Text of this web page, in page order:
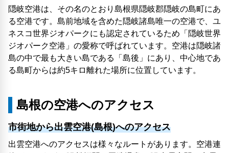
隠岐空港は、その名のとおり島根県隠岐郡隠岐の島町にあ
る空港です。島前地域を含めた隠岐諸島唯一の空港で、ユ
ネスコ世界ジオパークにも認定されているため「隠岐世界
ジオパーク空港」の愛称で呼ばれています。空港は隠岐諸
島の中で最も大きい島である「島後」にあり、中心地であ
る島町からは約5キロ離れた場所に位置しています。
島根の空港へのアクセス
市街地から出雲空港(島根)へのアクセス
出雲空港へのアクセスは様々なルートがあります。空港連